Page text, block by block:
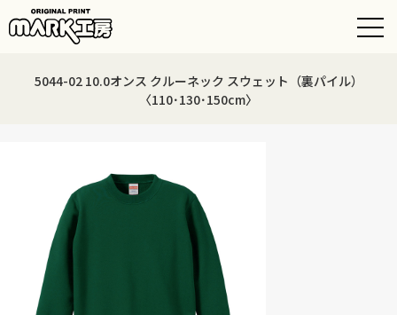
5044-02 10.0オンス クルーネック スウェット（裏パイル）
〈110･130･150cm〉